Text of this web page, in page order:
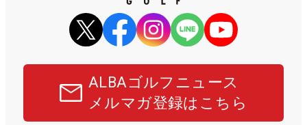
ALBAゴルフニュース
メルマガ登録はこちら